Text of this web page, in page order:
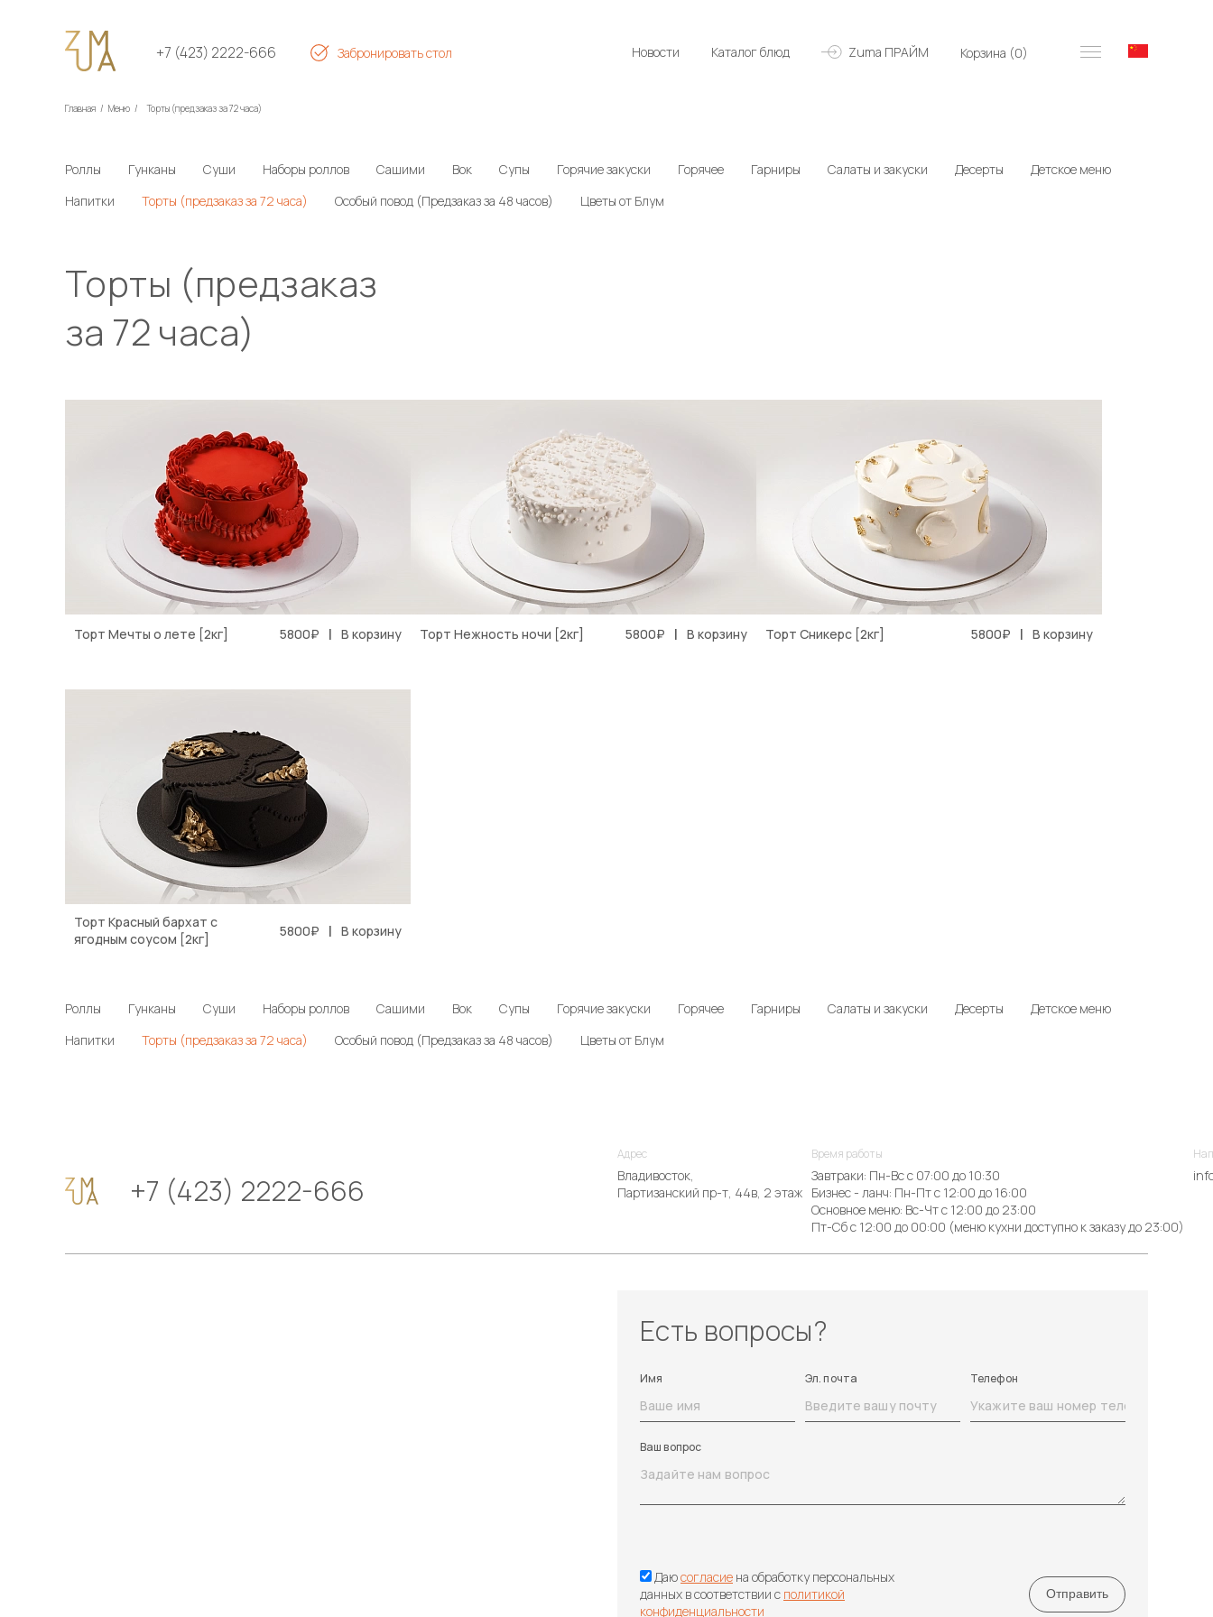
+7 (423) 2222-666 Забронировать стол Zuma ПРАЙМ
Каталог блюд
Новости Корзина (0)
Главная / Меню / Торты (предзаказ за 72 часа)
Роллы Гунканы Суши Наборы роллов Сашими Вок Супы Горячие закуски Горячее Гарниры Салаты и закуски Десерты
Детское меню
Напитки
Торты (предзаказ за 72 часа) Особый повод (Предзаказ за 48 часов) Цветы от Блум
Торты (предзаказ
за 72 часа)
Торт Мечты о лете [2кг] 5800₽ | В корзину Торт Нежность ночи [2кг] 5800₽ | В корзину Торт Сникерс [2кг] 5800₽ | В корзину
Торт Красный бархат с
ягодным соусом [2кг]
5800₽ | В корзину
Роллы Гунканы Суши Наборы роллов Сашими Вок Супы Горячие закуски Горячее Гарниры Салаты и закуски Десерты
Детское меню
Напитки
Торты (предзаказ за 72 часа) Особый повод (Предзаказ за 48 часов) Цветы от Блум
+7 (423) 2222-666
Адрес
Владивосток,
Партизанский пр-т, 44в, 2 этаж
Время работы
Завтраки: Пн-Вс с 07:00 до 10:30
Бизнес - ланч: Пн-Пт с 12:00 до 16:00
Основное меню: Вс-Чт с 12:00 до 23:00
Пт-Сб с 12:00 до 00:00 (меню кухни доступно к заказу до 23:00)
Есть вопросы?
Имя Эл. почта Телефон
Ваш вопрос
Даюсогласие на обработку персональных
данных в соответствии с политикой
конфиденциальности